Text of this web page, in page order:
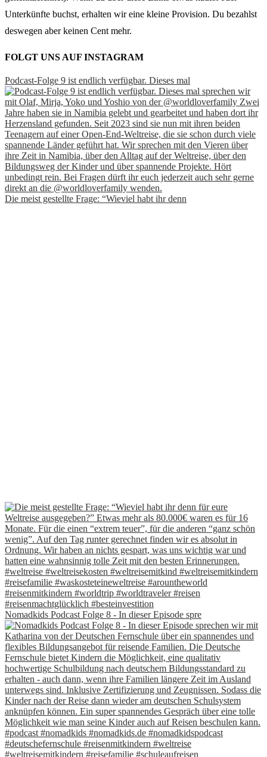
Unterkünfte buchst, erhalten wir eine kleine Provision. Du bezahlst
deswegen aber keinen Cent mehr.
FOLGT UNS AUF INSTAGRAM
Podcast-Folge 9 ist endlich verfügbar. Dieses mal
Die meist gestellte Frage: “Wieviel habt ihr denn
Nomadkids Podcast Folge 8 - In dieser Episode spre